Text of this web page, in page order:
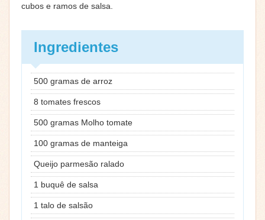
cubos e ramos de salsa.
Ingredientes
500 gramas de arroz
8 tomates frescos
500 gramas Molho tomate
100 gramas de manteiga
Queijo parmesão ralado
1 buquê de salsa
1 talo de salsão